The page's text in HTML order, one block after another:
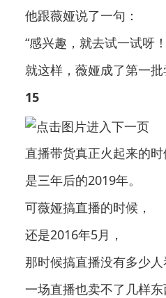
他跟薇娅说了一句：
“感兴趣，就去试一试呀
就这样，薇娅成了第一批
15
直播带货真正火起来的时
是三年后的2019年。
可薇娅搞直播的时候，
还是2016年5月，
那时候搞直播没有多少人
一场直播也卖不了几样东